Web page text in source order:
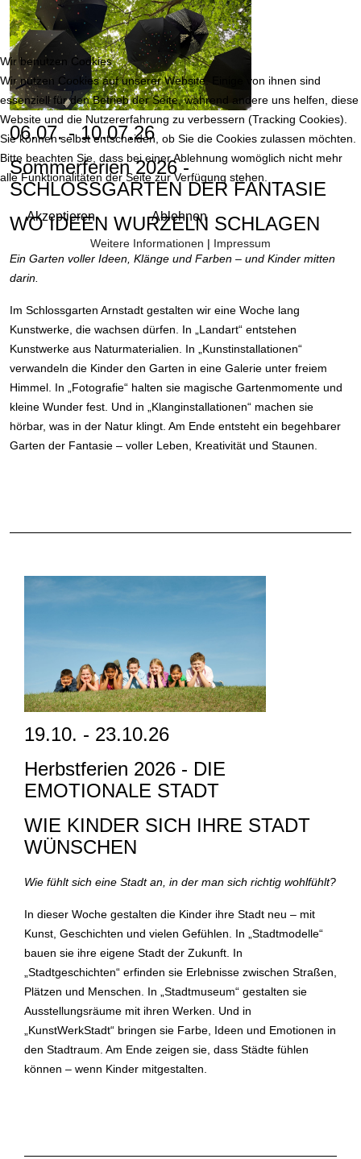
06.07. - 10.07.26
Sommerferien 2026 -
SCHLOSSGARTEN DER FANTASIE
WO IDEEN WURZELN SCHLAGEN
Ein Garten voller Ideen, Klänge und Farben – und Kinder mitten
darin.
Im Schlossgarten Arnstadt gestalten wir eine Woche lang
Kunstwerke, die wachsen dürfen. In „Landart“ entstehen
Kunstwerke aus Naturmaterialien. In „Kunstinstallationen“
verwandeln die Kinder den Garten in eine Galerie unter freiem
Himmel. In „Fotografie“ halten sie magische Gartenmomente und
kleine Wunder fest. Und in „Klanginstallationen“ machen sie
hörbar, was in der Natur klingt. Am Ende entsteht ein begehbarer
Garten der Fantasie – voller Leben, Kreativität und Staunen.
19.10. - 23.10.26
Herbstferien 2026 - DIE
EMOTIONALE STADT
WIE KINDER SICH IHRE STADT
WÜNSCHEN
Wie fühlt sich eine Stadt an, in der man sich richtig wohlfühlt?
In dieser Woche gestalten die Kinder ihre Stadt neu – mit
Kunst, Geschichten und vielen Gefühlen. In „Stadtmodelle“
bauen sie ihre eigene Stadt der Zukunft. In
„Stadtgeschichten“ erfinden sie Erlebnisse zwischen Straßen,
Plätzen und Menschen. In „Stadtmuseum“ gestalten sie
Ausstellungsräume mit ihren Werken. Und in
„KunstWerkStadt“ bringen sie Farbe, Ideen und Emotionen in
den Stadtraum. Am Ende zeigen sie, dass Städte fühlen
können – wenn Kinder mitgestalten.
Wir benutzen Cookies
Wir nutzen Cookies auf unserer Website. Einige von ihnen sind
essenziell für den Betrieb der Seite, während andere uns helfen, diese
Website und die Nutzererfahrung zu verbessern (Tracking Cookies).
Sie können selbst entscheiden, ob Sie die Cookies zulassen möchten.
Bitte beachten Sie, dass bei einer Ablehnung womöglich nicht mehr
alle Funktionalitäten der Seite zur Verfügung stehen.
Akzeptieren Ablehnen
Weitere Informationen | Impressum